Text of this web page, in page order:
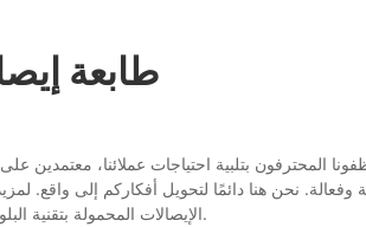
طابعة
المحترفون بتلبية احتياجات عملائنا، معتمدين
نحن هنا دائمًا لتحويل أفكاركم إلى واقع.
الإيصالات المحمولة بتقنية البلوتوث، أو شركتنا، تواصلوا معنا في أي وقت.